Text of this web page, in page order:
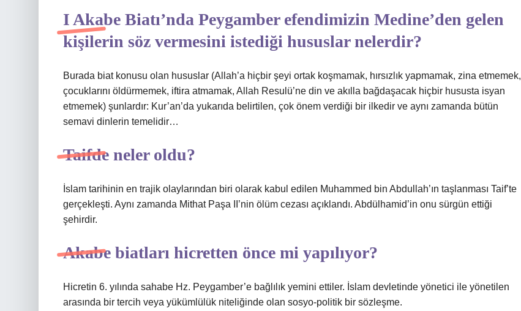
I Akabe Biatı’nda Peygamber efendimizin Medine’den gelen
kişilerin söz vermesini istediği hususlar nelerdir?
Burada biat konusu olan hususlar (Allah’a hiçbir şeyi ortak koşmamak, hırsızlık yapmamak, zina etmemek,
çocuklarını öldürmemek, iftira atmamak, Allah Resulü’ne din ve akılla bağdaşacak hiçbir hususta isyan
etmemek) şunlardır: Kur’an’da yukarıda belirtilen, çok önem verdiği bir ilkedir ve aynı zamanda bütün
semavi dinlerin temelidir…
Taifde neler oldu?
İslam tarihinin en trajik olaylarından biri olarak kabul edilen Muhammed bin Abdullah’ın taşlanması Taif’te
gerçekleşti. Aynı zamanda Mithat Paşa II’nin ölüm cezası açıklandı. Abdülhamid’in onu sürgün ettiği
şehirdir.
Akabe biatları hicretten önce mi yapılıyor?
Hicretin 6. yılında sahabe Hz. Peygamber’e bağlılık yemini ettiler. İslam devletinde yönetici ile yönetilen
arasında bir tercih veya yükümlülük niteliğinde olan sosyo-politik bir sözleşme.